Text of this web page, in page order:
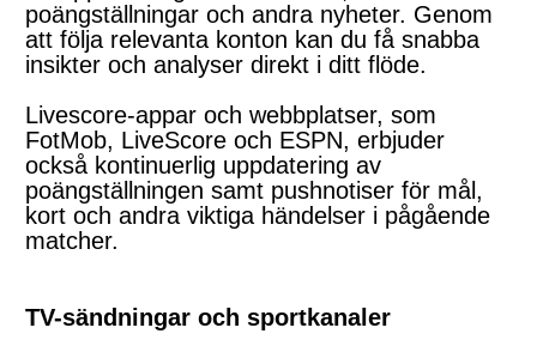
poängställningar och andra nyheter. Genom
att följa relevanta konton kan du få snabba
insikter och analyser direkt i ditt flöde.
Livescore-appar och webbplatser, som
FotMob, LiveScore och ESPN, erbjuder
också kontinuerlig uppdatering av
poängställningen samt pushnotiser för mål,
kort och andra viktiga händelser i pågående
matcher.
TV-sändningar och sportkanaler